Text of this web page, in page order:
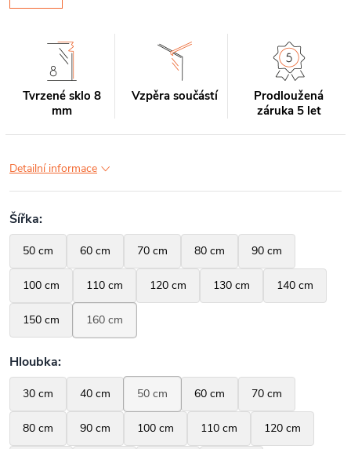
Tvrzené sklo 8
mm
Vzpěra součástí
Prodloužená
záruka 5 let
Detailní informace